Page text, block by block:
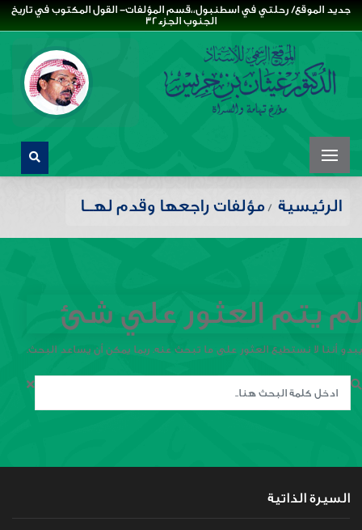
جديد الموقع/ رحلتي في اسطنبول،،قسم المؤلفات- القول المكتوب في تاريخ
الجنوب الجزء32
الرئيسية مؤلفات راجعها وقدم لهــا
لم يتم العثور علي شئ
يبدو أننا لا نستطيع العثور على ما تبحث عنه. ربما يمكن أن يساعد البحث.
السيرة الذاتية